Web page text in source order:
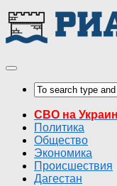
СВО на
Политика
Общество
Экономика
Происшествия
Дагестан